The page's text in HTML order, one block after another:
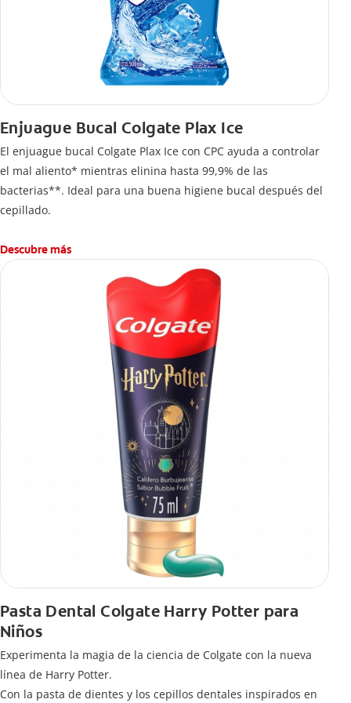
Enjuague Bucal Colgate Plax Ice
El enjuague bucal Colgate Plax Ice con CPC ayuda a controlar
el mal aliento* mientras elinina hasta 99,9% de las
bacterias**. Ideal para una buena higiene bucal después del
cepillado.
Descubre más
Pasta Dental Colgate Harry Potter para
Niños
Experimenta la magia de la ciencia de Colgate con la nueva
línea de Harry Potter.
Con la pasta de dientes y los cepillos dentales inspirados en